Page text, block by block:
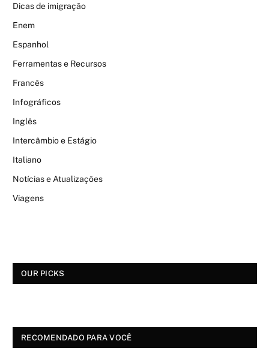
Dicas de imigração
Enem
Espanhol
Ferramentas e Recursos
Francês
Infográficos
Inglês
Intercâmbio e Estágio
Italiano
Notícias e Atualizações
Viagens
OUR PICKS
RECOMENDADO PARA VOCÊ